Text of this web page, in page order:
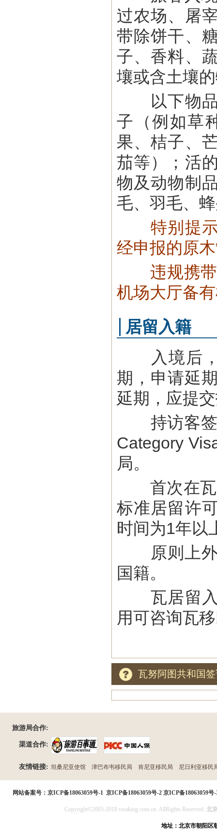
过农场、屠
带除饼干、
子、香料、
壤或含土壤
以下物品
子（例如草
果、桔子、
茄等）；活
物及动物制
毛、羽毛、
特别提
经申报的原
违规携带
机场大厅备
居留入籍
入境后，
期，申请延
延期，应提
持访客签
Category
局。
首次在瓦
标准居留许
时间为1年以
原则上外
国籍。
瓦居留入
用可咨询瓦
瓦努阿图共和国
旅游局合作:
渠道合作:
友情链接: 坦桑尼亚使馆 津巴布韦移民局 肯尼亚移民局 尼日利亚移民
网站备案号： 京ICP备18063059号-1 京ICP备18063059号-2 京ICP备18063059号-
Copyright©2005-2018 visaking.com.cn. AllRights Reserved. 北
地址：北京市朝阳区